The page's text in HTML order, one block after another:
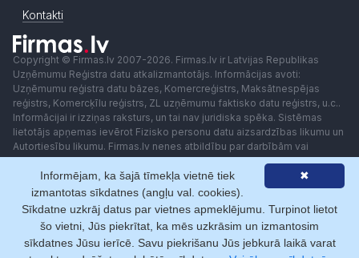
Kontakti
Copyright © Firmas.lv 2007-2026. Firmas.lv ir Latvijas Republikas
Uzņēmumu Reģistra datu atkalizmantotājs. Informācijas avoti:
Uzņēmumu reģistra datu bāzes, Komercreģistrs, Maksātnespējas
reģistrs, Komercķīlu reģistrs, ZL uzņēmumu faktisko datu reģistrs, u.c..
Informācijai ir izziņas raksturs, un tai nav juridiska spēka. Sistēmas
lietotājs apņemas ievērot Fizisko personu datu aizsardzības likumu un
Autortiesību likumu. Firmas.lv nenes atbildību par darbībām vai
lēmumiem, kas balstīti uz saņemto pakalpojumu. Lietotājam aizliegts
izmantot jebkādas automatizētas sistēmas vai iekārtas (robotus)
piekļuvei sistēmai bez rakstiskas saskaņošanas ar Firmas.lv. Galvenā
redaktore: Ingūna Pempere.
Lietošanas noteikumi
Privātuma politika Norēķini ar
✖
Informējam, ka šajā tīmekļa vietnē tiek
izmantotas sīkdatnes (angļu val. cookies).
Sīkdatne uzkrāj datus par vietnes apmeklējumu. Turpinot lietot
šo vietni, Jūs piekrītat, ka mēs uzkrāsim un izmantosim
sīkdatnes Jūsu ierīcē. Savu piekrišanu Jūs jebkurā laikā varat